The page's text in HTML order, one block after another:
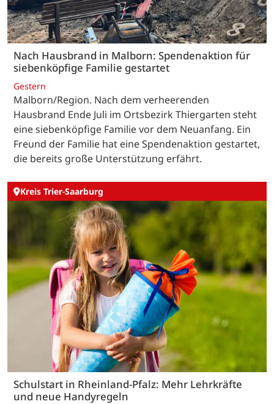
Nach Hausbrand in Malborn: Spendenaktion für
siebenköpfige Familie gestartet
Gestern
Malborn/Region. Nach dem verheerenden
Hausbrand Ende Juli im Ortsbezirk Thiergarten steht
eine siebenköpfige Familie vor dem Neuanfang. Ein
Freund der Familie hat eine Spendenaktion gestartet,
die bereits große Unterstützung erfährt.
Kreis Trier-Saarburg
Schulstart in Rheinland-Pfalz: Mehr Lehrkräfte
und neue Handyregeln